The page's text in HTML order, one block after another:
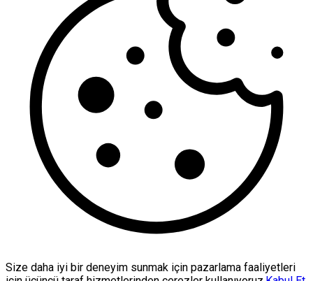
Size daha iyi bir deneyim sunmak için pazarlama faaliyetleri